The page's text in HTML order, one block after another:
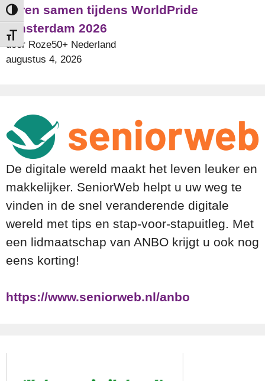
Keuze voor hoog contrast
Kies grootte van het lettertype
varen samen tijdens WorldPride
Amsterdam 2026
door Roze50+ Nederland
augustus 4, 2026
De digitale wereld maakt het leven leuker en
makkelijker. SeniorWeb helpt u uw weg te
vinden in de snel veranderende digitale
wereld met tips en stap-voor-stapuitleg. Met
een lidmaatschap van ANBO krijgt u ook nog
eens korting!
https://www.seniorweb.nl/anbo